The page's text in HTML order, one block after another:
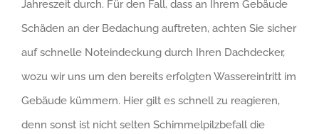
Jahreszeit durch. Für den Fall, dass an Ihrem Gebäude
Schäden an der Bedachung auftreten, achten Sie sicher
auf schnelle Noteindeckung durch Ihren Dachdecker,
wozu wir uns um den bereits erfolgten Wassereintritt im
Gebäude kümmern. Hier gilt es schnell zu reagieren,
denn sonst ist nicht selten Schimmelpilzbefall die